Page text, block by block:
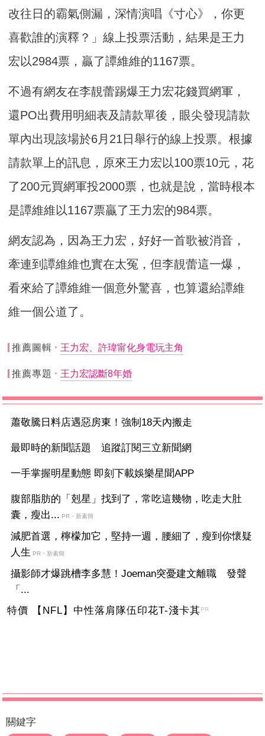
改往日的霸氣側漏，深情演唱《寸心》，你更
喜歡誰的演釋？」線上投票活動，結果是王力
宏以2984票，贏了譚維維的1167票。
不過有網友在李靚蕾踢爆王力宏花錢買網軍，
還PO出費用明細表及請款單後，眼尖發現請款
單內出現該場於6月21日舉行的線上投票。根據
請款單上的訊息，原來王力宏以100票10元，花
了200元買網軍投2000票，也就是說，當時根本
是譚維維以1167票贏了王力宏的984票。
網友認為，因為王力宏，好好一首歌被消音，
牽連到譚維維也實在太冤，但李靚蕾這一爆，
看來給了譚維維一個意外驚喜，也算還給譚維
維一個公道了。
推薦圖輯 王力宏、許瑋甯化身電玩主角
推薦專題 王力宏認斷8年婚
蕭敬騰日料店遇惡房東！強制18天內搬走
最即時的新聞話題 追蹤訂閱三立新聞網
一手掌握明星動態 即刻下載娛樂星聞APP
腹部脂肪的「剋星」找到了，常吃這幾物，吃走大肚
囊，瘦出... PR・新素簡
減肥首選，檸檬加它，堅持一週，腰細了，瘦到你懷疑
人生 PR・新素簡
攝影師才爆跳槽李多慧！Joeman突憂建文離職 發聲
「...
特價 【NFL】中性落肩隊伍印花T-淺卡其PR
關鍵字